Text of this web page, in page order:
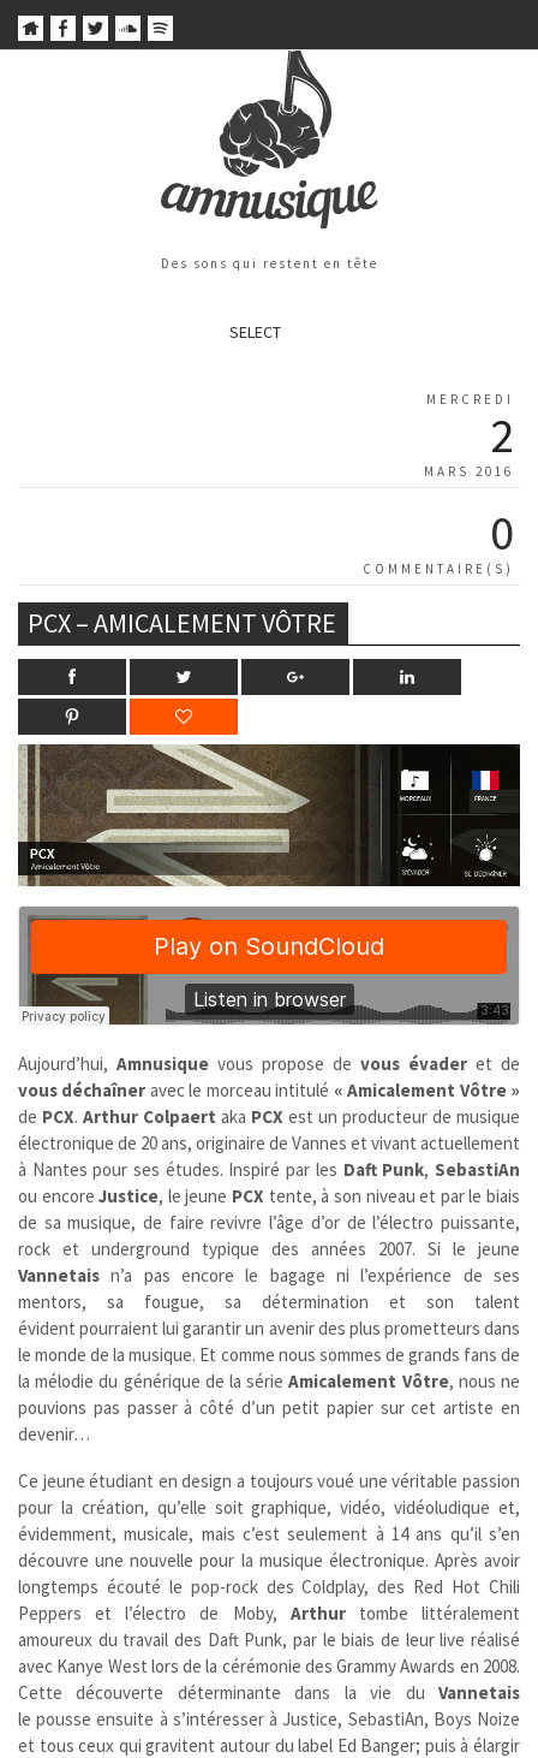
Des sons qui restent en tête
SELECT
MERCREDI
2
MARS 2016
0
COMMENTAIRE(S)
PCX – AMICALEMENT VÔTRE
Aujourd’hui, Amnusique vous propose de vous évader et de
vous déchaîner avec le morceau intitulé « Amicalement Vôtre »
de PCX. Arthur Colpaert aka PCX est un producteur de musique
électronique de 20 ans, originaire de Vannes et vivant actuellement
à Nantes pour ses études. Inspiré par les Daft Punk,SebastiAn
ou encoreJustice, le jeune PCX tente, à son niveau et par le biais
de sa musique, de faire revivre l’âge d’or de l’électro puissante,
rock et underground typique des années 2007. Si le jeune
Vannetais n’a pas encore le bagage ni l’expérience de ses
mentors, sa fougue, sa détermination et son talent
évident pourraient lui garantir un avenir des plus prometteurs dans
le monde de la musique. Et comme nous sommes de grands fans de
la mélodie du générique de la sérieAmicalement Vôtre, nous ne
pouvions pas passer à côté d’un petit papier sur cet artiste en
devenir…
Ce jeune étudiant en design a toujours voué une véritable passion
pour la création, qu’elle soit graphique, vidéo, vidéoludique et,
évidemment, musicale, mais c’est seulement à 14 ans qu’il s’en
découvre une nouvelle pour la musique électronique. Après avoir
longtemps écouté le pop-rock des Coldplay, des Red Hot Chili
Peppers et l’électro de Moby, Arthurtombe littéralement
amoureux du travail des Daft Punk, par le biais de leur live réalisé
avec Kanye West lors de la cérémonie des Grammy Awards en 2008.
Cette découverte déterminante dans la vie du Vannetais
le pousse ensuite à s’intéresser à Justice, SebastiAn, Boys Noize
et tous ceux qui gravitent autour du label Ed Banger; puis à élargir